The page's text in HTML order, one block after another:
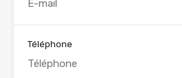
Téléphone